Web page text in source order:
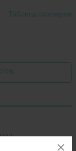
Таблица размеров